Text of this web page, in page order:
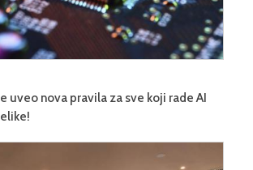
uveo nova pravila za sve koji rade AI